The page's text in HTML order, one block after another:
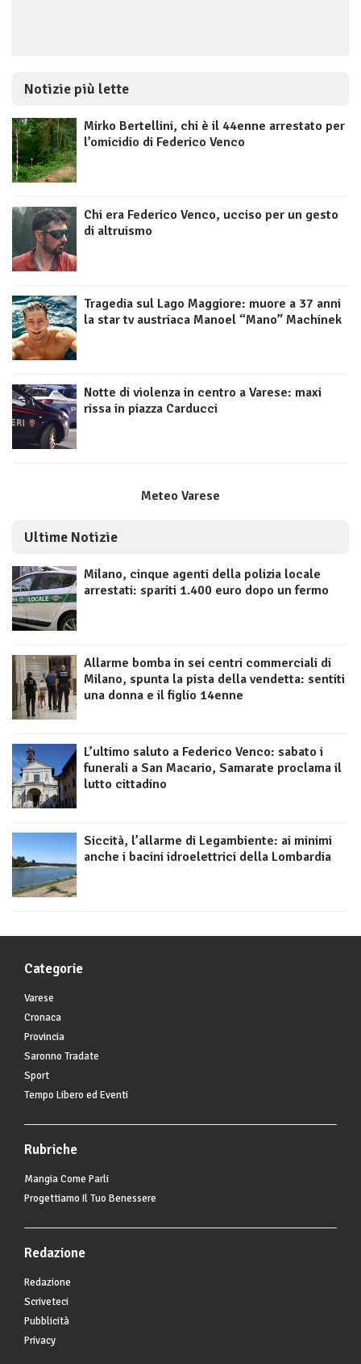
Notizie più lette
Mirko Bertellini, chi è il 44enne arrestato per
l’omicidio di Federico Venco
Chi era Federico Venco, ucciso per un gesto
di altruismo
Tragedia sul Lago Maggiore: muore a 37 anni
la star tv austriaca Manoel “Mano” Machinek
Notte di violenza in centro a Varese: maxi
rissa in piazza Carducci
Meteo Varese
Ultime Notizie
Milano, cinque agenti della polizia locale
arrestati: spariti 1.400 euro dopo un fermo
Allarme bomba in sei centri commerciali di
Milano, spunta la pista della vendetta: sentiti
una donna e il figlio 14enne
L’ultimo saluto a Federico Venco: sabato i
funerali a San Macario, Samarate proclama il
lutto cittadino
Siccità, l’allarme di Legambiente: ai minimi
anche i bacini idroelettrici della Lombardia
Categorie
Varese
Cronaca
Provincia
Saronno Tradate
Sport
Tempo Libero ed Eventi
Rubriche
Mangia Come Parli
Progettiamo Il Tuo Benessere
Redazione
Redazione
Scriveteci
Pubblicità
Privacy